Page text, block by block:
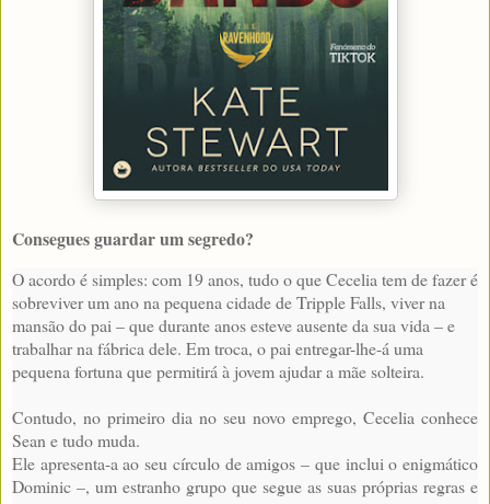
Consegues guardar um segredo?
O acordo é simples: com 19 anos, tudo o que Cecelia tem de fazer é
sobreviver um ano na pequena cidade de Tripple Falls, viver na
mansão do pai – que durante anos esteve ausente da sua vida – e
trabalhar na fábrica dele. Em troca, o pai entregar-lhe-á uma
pequena fortuna que permitirá à jovem ajudar a mãe solteira.
Contudo, no primeiro dia no seu novo emprego, Cecelia conhece
Sean e tudo muda.
Ele apresenta-a ao seu círculo de amigos – que inclui o enigmático
Dominic –, um estranho grupo que segue as suas próprias regras e